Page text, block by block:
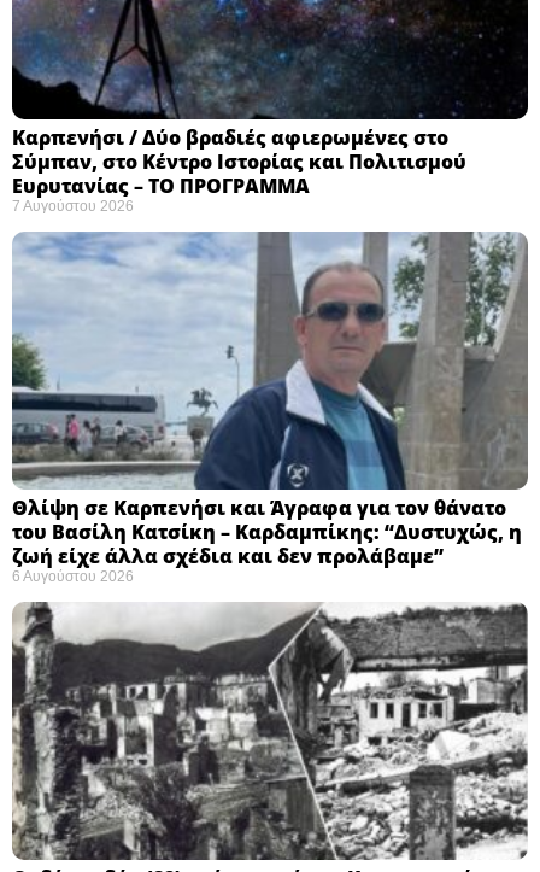
Καρπενήσι / Δύο βραδιές αφιερωμένες στο
Σύμπαν, στο Κέντρο Ιστορίας και Πολιτισμού
Ευρυτανίας – ΤΟ ΠΡΟΓΡΑΜΜΑ
7 Αυγούστου 2026
Θλίψη σε Καρπενήσι και Άγραφα για τον θάνατο
του Βασίλη Κατσίκη – Καρδαμπίκης: “Δυστυχώς, η
ζωή είχε άλλα σχέδια και δεν προλάβαμε”
6 Αυγούστου 2026